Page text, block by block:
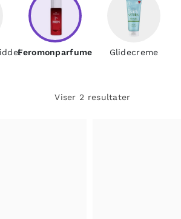
Feromonparfume Glidecreme
Viser 2 resultater